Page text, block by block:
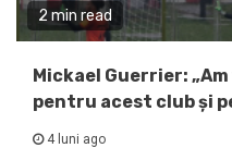
2 min read
Mickael Guerrier:
pentru acest club și
4 luni ago